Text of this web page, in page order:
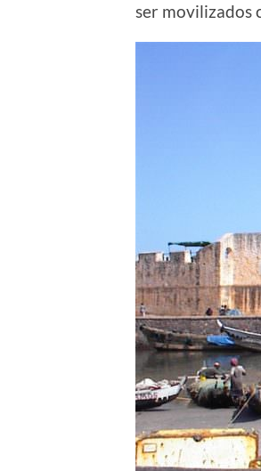
ser movilizados